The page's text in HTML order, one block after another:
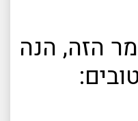
הזה, הנה